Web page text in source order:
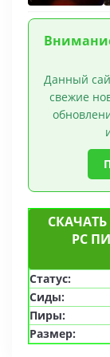
Данный
свежие
СКАЧАТЬ
PC
Статус:
Сиды:
Пиры:
Размер: